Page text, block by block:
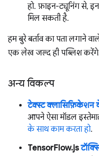
हो. फ़ाइन-ट्यूनिंग से, इन
मिल सकती है.
हम बुरे बर्ताव का पता लगाने
एक लेख जल्द ही पब्लिश
अन्य विकल्प
टेक्स्ट क्लासिफ़िकेशन
आपने ऐसा मॉडल
के साथ काम करता हो.
TensorFlow.js